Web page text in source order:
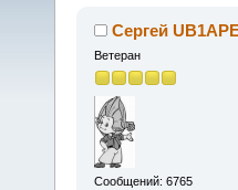
Сергей
Ветеран
Сообщений: 6765